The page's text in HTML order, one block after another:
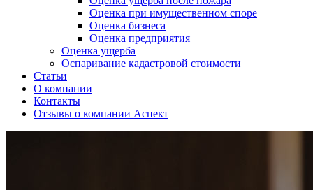
Оценка при имущественном споре
Оценка бизнеса
Оценка предприятия
Оценка ущерба
Оспаривание кадастровой стоимости
Статьи
О компании
Контакты
Отзывы о компании Аспект